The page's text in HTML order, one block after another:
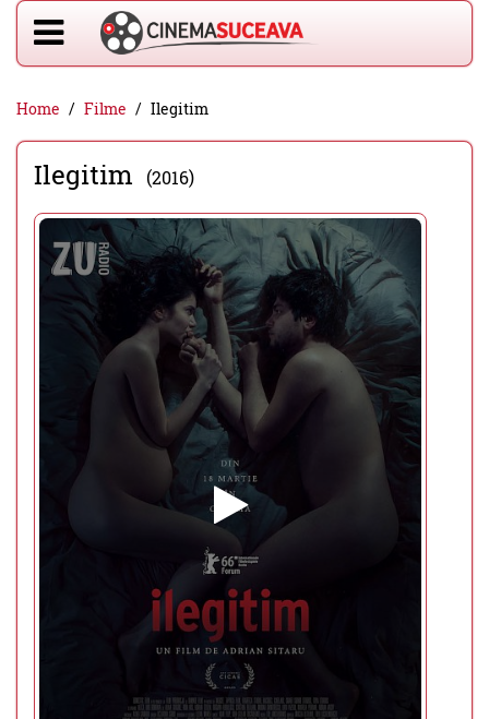
Home Filme Ilegitim
Ilegitim (2016)